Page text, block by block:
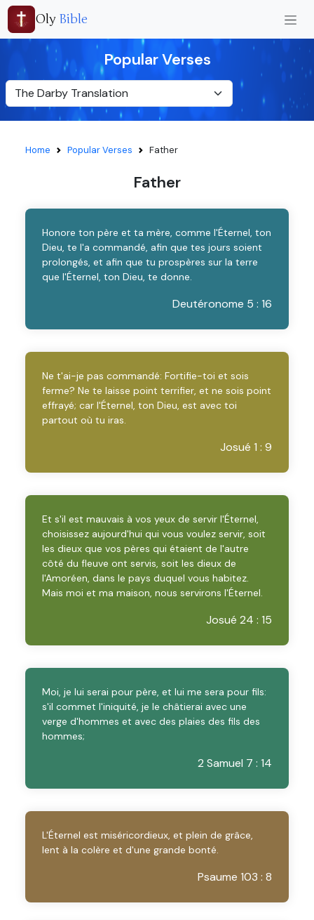
Oly Bible
Popular Verses
Home Popular Verses Father
Father
Honore ton père et ta mère, comme l'Éternel, ton
Dieu, te l'a commandé, afin que tes jours soient
prolongés, et afin que tu prospères sur la terre
que l'Éternel, ton Dieu, te donne.
Deutéronome 5 : 16
Ne t'ai-je pas commandé: Fortifie-toi et sois
ferme? Ne te laisse point terrifier, et ne sois point
effrayé; car l'Éternel, ton Dieu, est avec toi
partout où tu iras.
Josué 1 : 9
Et s'il est mauvais à vos yeux de servir l'Éternel,
choisissez aujourd'hui qui vous voulez servir, soit
les dieux que vos pères qui étaient de l'autre
côté du fleuve ont servis, soit les dieux de
l'Amoréen, dans le pays duquel vous habitez.
Mais moi et ma maison, nous servirons l'Éternel.
Josué 24 : 15
Moi, je lui serai pour père, et lui me sera pour fils:
s'il commet l'iniquité, je le châtierai avec une
verge d'hommes et avec des plaies des fils des
hommes;
2 Samuel 7 : 14
L'Éternel est miséricordieux, et plein de grâce,
lent à la colère et d'une grande bonté.
Psaume 103 : 8